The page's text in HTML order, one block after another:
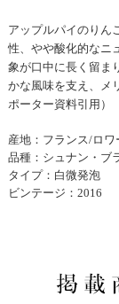
アップルパイのりん
性、やや酸化的なニ
象が口中に長く留ま
かな風味を支え、メ
ポーター資料引用）
産地：フランス/ロワ
品種：シュナン・ブ
タイプ：白微発泡
ビンテージ：2016